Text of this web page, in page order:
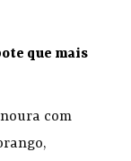
que mais
com